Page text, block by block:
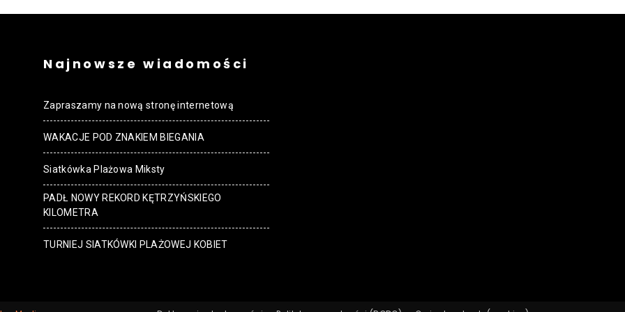
Najnowsze wiadomości
Zapraszamy na nową stronę internetową
WAKACJE POD ZNAKIEM BIEGANIA
Siatkówka Plażowa Miksty
PADŁ NOWY REKORD KĘTRZYŃSKIEGO
KILOMETRA
TURNIEJ SIATKÓWKI PLAŻOWEJ KOBIET